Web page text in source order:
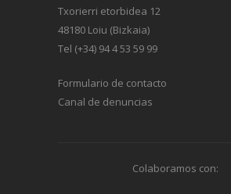
Txorierri etorbidea 12
48180 Loiu (Bizkaia)
Tel (+34) 94 4 53 59 99
Formulario de contacto
Canal de denuncias
Colaboramos con: